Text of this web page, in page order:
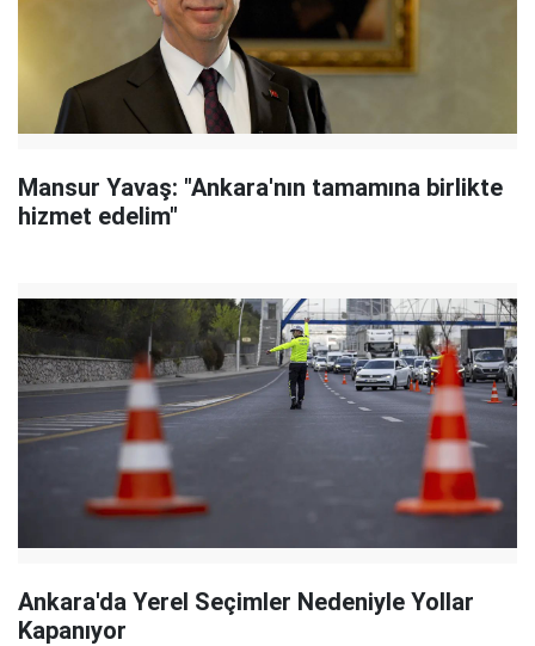
Mansur Yavaş: "Ankara'nın tamamına birlikte
hizmet edelim"
Ankara'da Yerel Seçimler Nedeniyle Yollar
Kapanıyor